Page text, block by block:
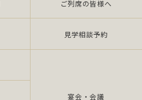
ご列席の皆様へ
見学相談予約
宴会・会議